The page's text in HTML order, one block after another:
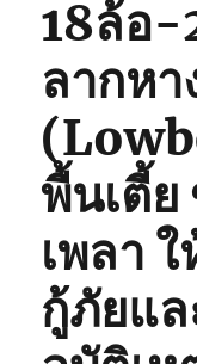
18ล้อ-
ลากหา
พื้นเตี้
เพลา
กู้ภัยแ